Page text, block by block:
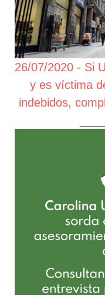
26/07/2020 - Si
y es víctima
indebidos,